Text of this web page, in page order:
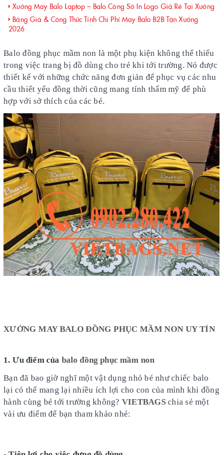
Xưởng May Balo Laptop – Balo Công Sở In Logo Giá Rẻ Tại Xưởng
Bảng Giá & Công Thức Tính Chi Phí May Balo B2B Tận Xưởng
2026
Balo đồng phục mầm non là một phụ kiện không thể thiếu
trong việc trang bị đồ dùng cho trẻ khi tới trường. Nó được
thiết kế với những chức năng đơn giản để phục vụ các nhu
cầu thiết yếu đồng thời cũng mang tính thẩm mỹ để phù
hợp với sở thích của các bé.
XƯỞNG MAY BALO ĐỒNG PHỤC MẦM NON UY TÍN
1. Ưu điểm của balo đồng phục mầm non
Bạn đã bao giờ nghĩ một vật dụng nhỏ bé như chiếc balo
lại có thể mang lại nhiều ích lợi cho con của mình khi đồng
hành cùng bé tới trường không? VIETBAGS chia sẻ một
vài ưu điểm để bạn tham khảo nhé: